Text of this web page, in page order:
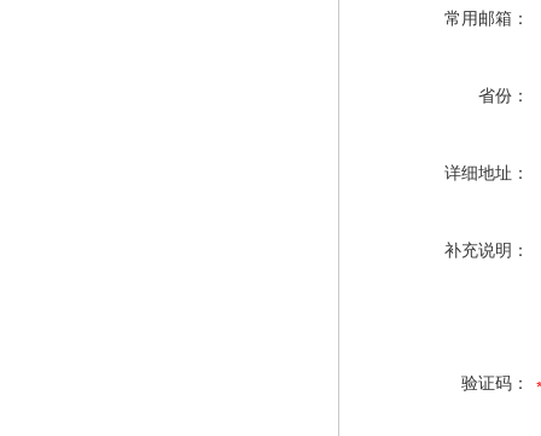
常用邮箱：
省份：
详细地址：
补充说明：
验证码：